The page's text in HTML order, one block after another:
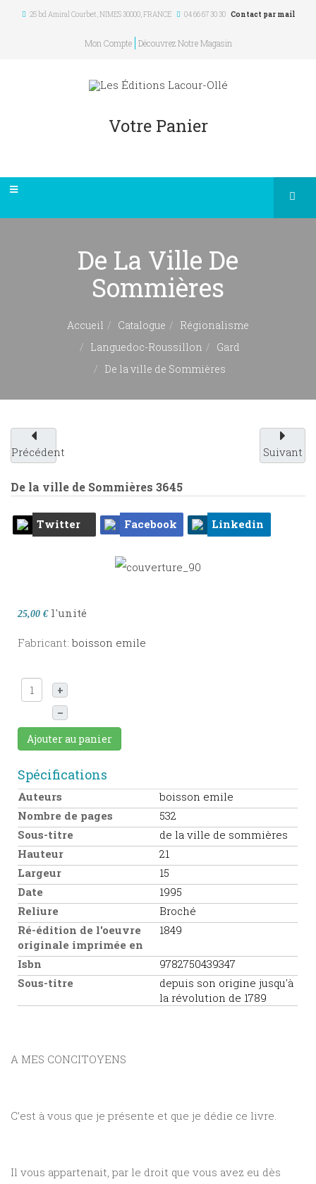
25 bd Amiral Courbet, NIMES 30000,FRANCE 04 66 67 30 30 Contact par mail
Mon Compte Découvrez Notre Magasin
Votre Panier
De La Ville De
Sommières
Accueil Catalogue
Régionalisme
Languedoc-Roussillon
Gard
De la ville de Sommières
Précédent Suivant
De la ville de Sommières 3645
Twitter Facebook Linkedin
25,00 € l'unité
Fabricant: boisson emile
+
–
Ajouter au panier
Spécifications
Auteurs
boisson emile
Nombre de pages
532
Sous-titre
de la ville de sommières
Hauteur
21
Largeur
15
Date
1995
Reliure
Broché
Ré-édition de l'oeuvre
originale imprimée en
1849
Isbn
9782750439347
Sous-titre
depuis son origine jusqu'à
la révolution de 1789
A MES CONCITOYENS
C’est à vous que je présente et que je dédie ce livre.
Il vous appartenait, par le droit que vous avez eu dès